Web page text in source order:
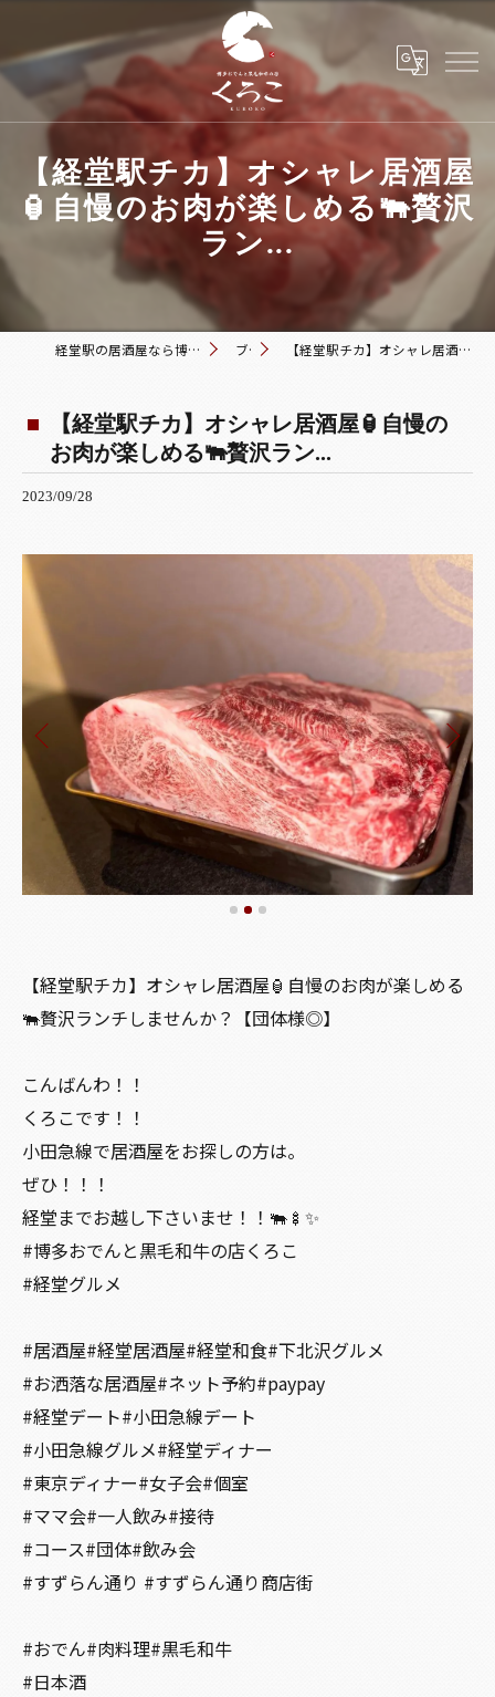
【経堂駅チカ】オシャレ居酒屋
🏮自慢のお肉が楽しめる🐃贅沢
ラン...
経堂駅の居酒屋なら博多おでんと黒毛和牛の店 くろこ ブログ 【経堂駅チカ】オシャレ居酒屋🏮自慢のお肉が楽しめる🐃贅沢ラン...
【経堂駅チカ】オシャレ居酒屋🏮自慢の
お肉が楽しめる🐃贅沢ラン...
2023/09/28
【経堂駅チカ】オシャレ居酒屋🏮自慢のお肉が楽しめる
🐃贅沢ランチしませんか？【団体様◎】
こんばんわ！！
くろこです！！
小田急線で居酒屋をお探しの方は。
ぜひ！！！
経堂までお越し下さいませ！！🐃🍢✨
#博多おでんと黒毛和牛の店くろこ
#経堂グルメ
#居酒屋#経堂居酒屋#経堂和食#下北沢グルメ
#お洒落な居酒屋#ネット予約#paypay
#経堂デート#小田急線デート
#小田急線グルメ#経堂ディナー
#東京ディナー#女子会#個室
#ママ会#一人飲み#接待
#コース#団体#飲み会
#すずらん通り #すずらん通り商店街
#おでん#肉料理#黒毛和牛
#日本酒